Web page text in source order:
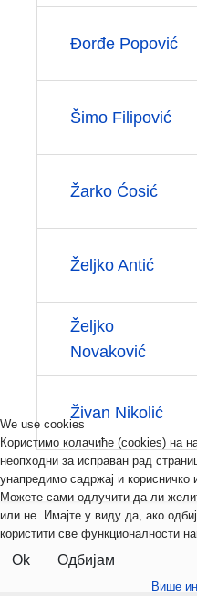
Đorđe Popović
Šimo Filipović
Žarko Ćosić
Željko Antić
Željko
Novaković
Živan Nikolić
We use cookies
Користимо колачиће (cookies) на
неопходни за исправан рад
унапредимо садржај и корисничко
Можете сами одлучити да ли
или не. Имајте у виду да, ако
користити све функционалности
Ok Одбијам
Више